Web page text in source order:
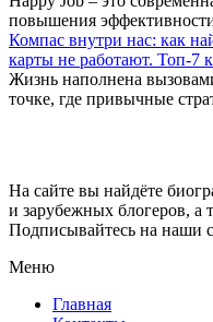
повышения
Компас внутри нас: как
карты не работают. Топ-7
Жизнь наполнена
точке, где привычные
На сайте вы найдёте
и зарубежных блогеров, а
Подписывайтесь на наши
Меню
Главная